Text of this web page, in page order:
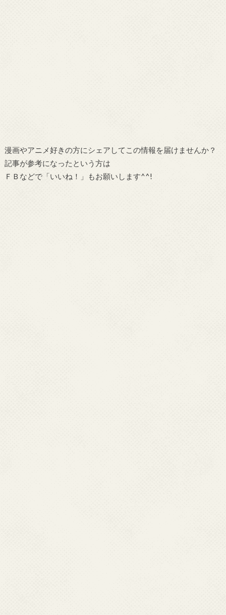
漫画やアニメ好きの方にシェアしてこの情報を届けませんか？
記事が参考になったという方は
ＦＢなどで「いいね！ 」もお願いします^^!